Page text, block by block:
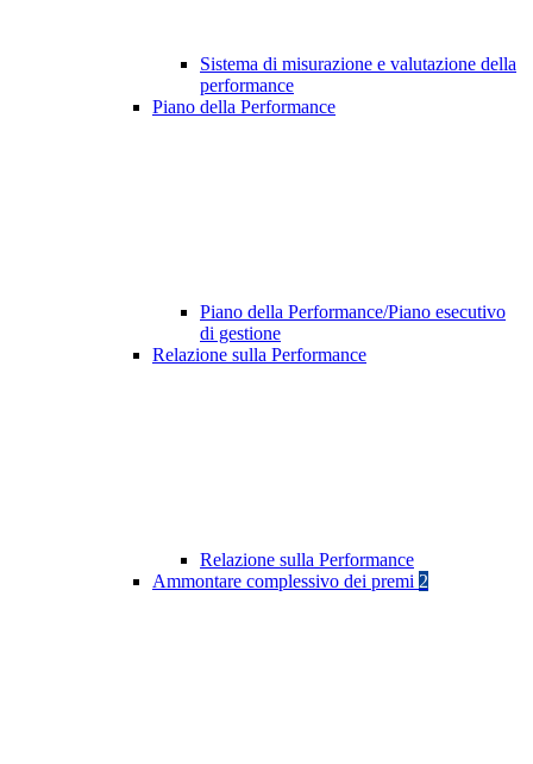
Sistema di misurazione e valutazione della
performance
Piano della Performance
Piano della Performance/Piano esecutivo
di gestione
Relazione sulla Performance
Relazione sulla Performance
Ammontare complessivo dei premi 2